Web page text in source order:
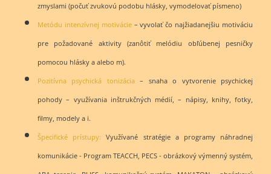
zmyslami (počuť zvukovú podobu hlásky, vymodelovať písmeno)
Metódu intenzívnej motivácie– vyvolať čo najžiadanejšiu motiváciu
pre požadované aktivity (zanôtiť melódiu obľúbenej pesničky
pomocou hlásky a alebo m).
Pozitívna psychická tonizácia– snaha o vytvorenie psychickej
pohody – využívania inštrukčných médií, – nápisy, knihy, fotky,
filmy, modely a i.
Špecifické prístupy: Využívané stratégie a programy náhradnej
komunikácie - Program TEACCH, PECS - obrázkový výmenný systém,